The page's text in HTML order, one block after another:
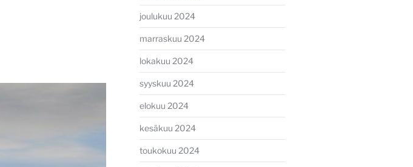
joulukuu 2024
marraskuu 2024
lokakuu 2024
syyskuu 2024
elokuu 2024
kesäkuu 2024
toukokuu 2024